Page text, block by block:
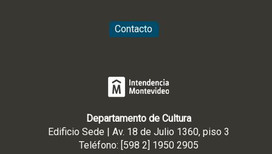
Contacto
Departamento de Cultura
Edificio Sede | Av. 18 de Julio 1360, piso 3
Teléfono: [598 2] 1950 2905